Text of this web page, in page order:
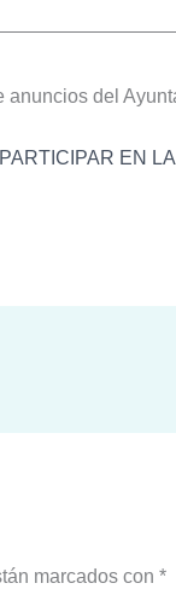
del
EN
marcados con *